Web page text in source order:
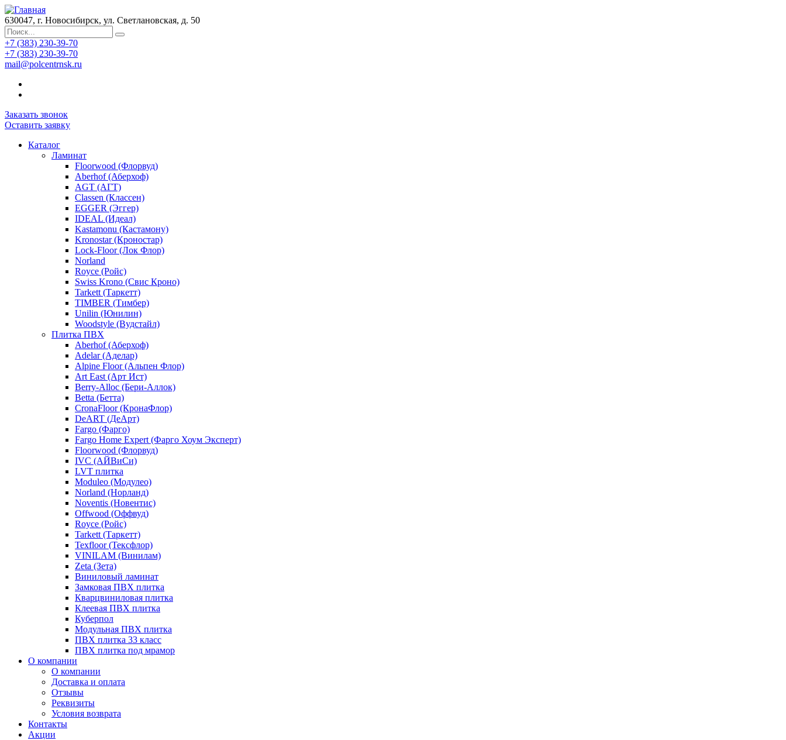
630047, г. Новосибирск, ул. Светлановская, д. 50
+7 (383) 230-39-70
+7 (383) 230-39-70
mail@polcentrnsk.ru
Заказать звонок
Оставить заявку
Каталог
Ламинат
Floorwood (Флорвуд)
Aberhof (Аберхоф)
AGT (АГТ)
Classen (Классен)
EGGER (Эггер)
IDEAL (Идеал)
Kastamonu (Кастамону)
Kronostar (Кроностар)
Lock-Floor (Лок Флор)
Norland
Royce (Ройс)
Swiss Krono (Свис Кроно)
Tarkett (Таркетт)
TIMBER (Тимбер)
Unilin (Юнилин)
Woodstyle (Вудстайл)
Плитка ПВХ
Aberhof (Аберхоф)
Adelar (Аделар)
Alpine Floor (Альпен Флор)
Art East (Арт Ист)
Berry-Alloc (Бери-Аллок)
Betta (Бетта)
CronaFloor (КронаФлор)
DeART (ДеАрт)
Fargo (Фарго)
Fargo Home Expert (Фарго Хоум Эксперт)
Floorwood (Флорвуд)
IVC (АЙВиСи)
LVT плитка
Moduleo (Модулео)
Norland (Норланд)
Noventis (Новентис)
Offwood (Оффвуд)
Royce (Ройс)
Tarkett (Таркетт)
Texfloor (Тексфлор)
VINILAM (Винилам)
Zeta (Зета)
Виниловый ламинат
Замковая ПВХ плитка
Кварцвиниловая плитка
Клеевая ПВХ плитка
Куберпол
Модульная ПВХ плитка
ПВХ плитка 33 класс
ПВХ плитка под мрамор
О компании
О компании
Доставка и оплата
Отзывы
Реквизиты
Условия возврата
Контакты
Акции